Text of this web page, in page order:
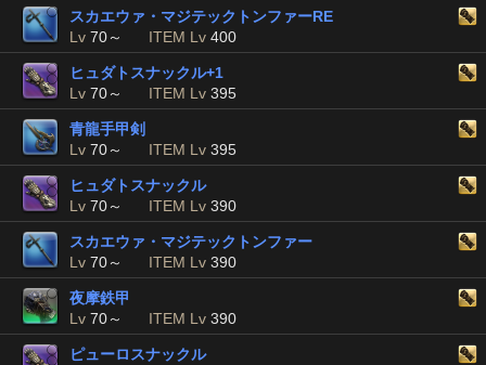
スカエウァ・マジテックトンファーRE
Lv 70～ ITEM Lv 400
ヒュダトスナックル+1
Lv 70～ ITEM Lv 395
青龍手甲剣
Lv 70～ ITEM Lv 395
ヒュダトスナックル
Lv 70～ ITEM Lv 390
スカエウァ・マジテックトンファー
Lv 70～ ITEM Lv 390
夜摩鉄甲
Lv 70～ ITEM Lv 390
ピューロスナックル